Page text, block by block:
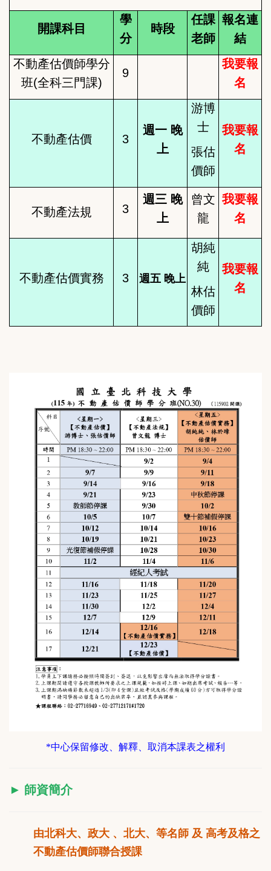
開課科目
學
分
時段
任課
老師
報名連
結
不動產估價師學分
班(全科三門課)
9
我要報
名
不動產估價 3
週一 晚
上
游博
士
張估
價師
我要報
名
不動產法規 3
週三 晚
上
曾文
龍
我要報
名
不動產估價實務 3 週五 晚上
胡純
純
林估
價師
我要報
名
*中心保留修改、解釋、取消本課表之權利
► 師資簡介
由北科大、政大 、北大、等名師 及 高考及格之
不動產估價師聯合授課